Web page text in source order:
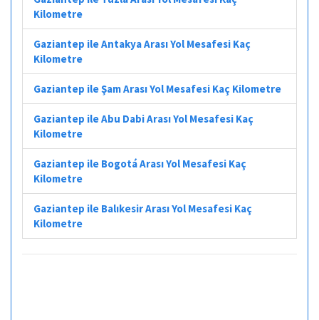
Kilometre
Gaziantep ile Antakya Arası Yol Mesafesi Kaç
Kilometre
Gaziantep ile Şam Arası Yol Mesafesi Kaç Kilometre
Gaziantep ile Abu Dabi Arası Yol Mesafesi Kaç
Kilometre
Gaziantep ile Bogotá Arası Yol Mesafesi Kaç
Kilometre
Gaziantep ile Balıkesir Arası Yol Mesafesi Kaç
Kilometre